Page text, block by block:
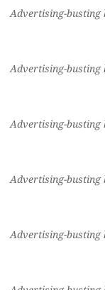
Advertising-busting
Advertising-busting
Advertising-busting
Advertising-busting
Advertising-busting